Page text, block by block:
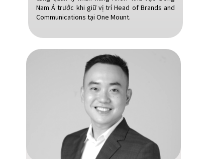
Nam Á trước khi giữ vị trí Head of Brands and
Communications tại One Mount.
Global Companies